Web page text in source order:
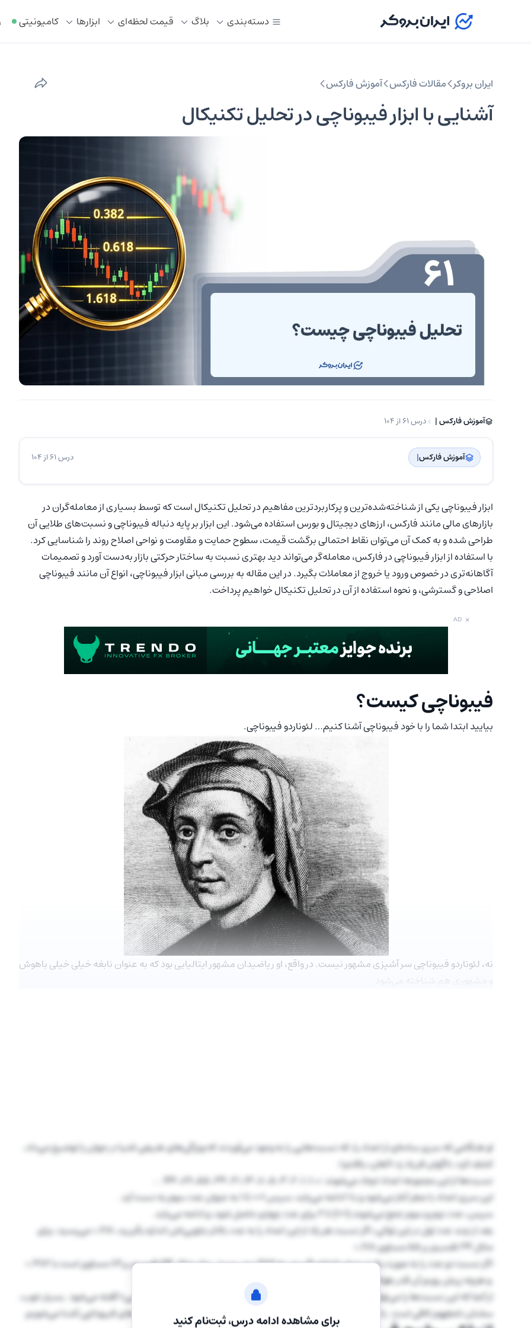
دسته‌بندی بلاگ قیمت لحظه‌ای ابزار‌ها کامیونیتی
ایران بروکر مقالات فارکس آموزش فارکس
آشنایی با ابزار فیبوناچی در تحلیل تکنیکال
آموزش فارکس | ‌ درس 61 از 104
آموزش فارکس| ‌ درس 61 از 104
ابزار فیبوناچی یکی از شناخته‌شده‌ترین و پرکاربردترین مفاهیم در تحلیل تکنیکال است که توسط بسیاری از معامله‌گران در
بازارهای مالی مانند فارکس، ارزهای دیجیتال و بورس استفاده می‌شود. این ابزار بر پایه دنباله‌ فیبوناچی و نسبت‌های طلایی آن
طراحی شده و به کمک آن می‌توان نقاط احتمالی برگشت قیمت، سطوح حمایت و مقاومت و نواحی اصلاح روند را شناسایی کرد.
با استفاده از ابزار فیبوناچی در فارکس، معامله‌گر می‌تواند دید بهتری نسبت به ساختار حرکتی بازار به‌دست آورد و تصمیمات
آگاهانه‌تری در خصوص ورود یا خروج از معاملات بگیرد. در این مقاله به بررسی مبانی ابزار فیبوناچی، انواع آن مانند فیبوناچی
اصلاحی و گسترشی، و نحوه استفاده از آن در تحلیل تکنیکال خواهیم پرداخت.
AD ×
فیبوناچی کیست؟
بیایید ابتدا شما را با خود فیبوناچی آشنا کنیم… لئوناردو فیبوناچی.
نه، لئوناردو فیبوناچی سر آشپزی مشهور نیست. در واقع، او ریاضیدان مشهور ایتالیایی بود که به عنوان نابغه خیلی خیلی باهوش
و مشهوری هم شناخته می‌شود.
برای مشاهده ادامه درس، ثبت‌نام کنید
او هنگامی که سری ساده‌ای از اعداد را، که نسبت‌هایی را به وجود می‌آوردند که ویژگی‌های طبیعی اشیا در جهان را توضیح می‌داد،
کشف کرد، ناگهان فریاد زد «آهان، یافتم».
نسبت‌ها از این مجموعه اعداد ایجاد می‌شوند: ۰، ۱، ۱، ۲، ۳، ۵، ۸، ۱۳، ۲۱، ۳۴، ۵۵، ۸۹، ۱۴۴ …
این سری اعداد با صفر آغاز می‌شود و با ۱ ادامه می‌یابد، سپس ۱+۰ تا ۱ به عنوان عدد سوم به دست آید.
سپس، عدد دوم و سوم جمع می‌شوند (۱+۱) تا ۲ برای عدد چهارم حاصل شود، و ادامه می‌یابد.
بعد از چند عدد اول در این توالی، اگر نسبت هر یک از این اعداد را به عدد بالاتر جلویی‌اش اندازه بگیرید، 0.618 می‌رسید، برای
مثال 34 تقسیم بر 55 مساوی 0.618
اگر نسبت دو عدد را به صورت یک در میان اندازه بگیرید، به 0.382 می‌رسید. برای مثال ۳۴ تقسیم بر ۸۹ مساوی است با 0.382
و هرچه پیش رویم آن قدر طولانی است که در توضیح گنجانده شود.
از آنجا که این نسبت‌ها را می‌توان در بسیاری اشیا به طور طبیعی دید، به این نسبت «میانگین طلایی» گفته می‌شود. بسیار خوب،
سخنان نامفهوم کافی است. با تمام آن اعداد می‌توانید فیلی را از پای درآورید. در ادامه با انواع لول های فیبوناچی آشنا می‌شویم.